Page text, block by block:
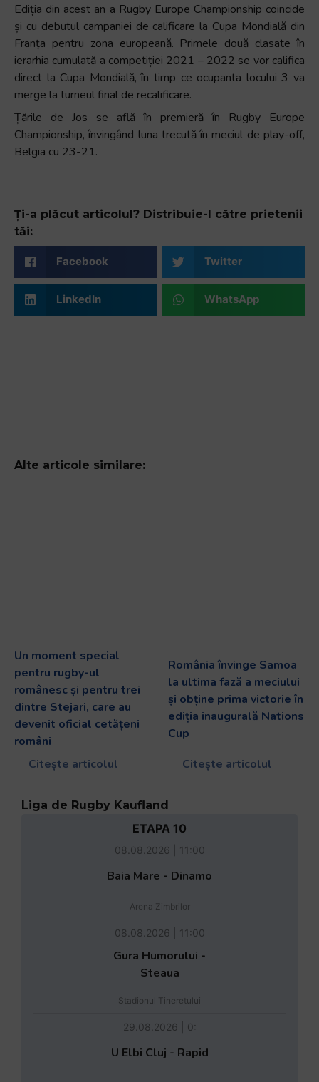
Ediția din acest an a Rugby Europe Championship coincide
și cu debutul campaniei de calificare la Cupa Mondială din
Franța pentru zona europeană. Primele două clasate în
ierarhia cumulată a competiției 2021 – 2022 se vor califica
direct la Cupa Mondială, în timp ce ocupanta locului 3 va
merge la turneul final de recalificare.
Țările de Jos se află în premieră în Rugby Europe
Championship, învingând luna trecută în meciul de play-off,
Belgia cu 23-21.
Ți-a plăcut articolul? Distribuie-l către prietenii
tăi:
Facebook Twitter
LinkedIn WhatsApp
Alte articole similare:
Un moment special
pentru rugby-ul
românesc și pentru trei
dintre Stejari, care au
devenit oficial cetățeni
români
Citește articolul
România învinge Samoa
la ultima fază a meciului
și obține prima victorie în
ediția inaugurală Nations
Cup
Citește articolul
Liga de Rugby Kaufland
ETAPA 10
08.08.2026 | 11:00
Baia Mare - Dinamo
Arena Zimbrilor
08.08.2026 | 11:00
Gura Humorului -
Steaua
Stadionul Tineretului
29.08.2026 | 0:
U Elbi Cluj - Rapid